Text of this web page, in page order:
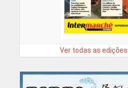
Ver todas as